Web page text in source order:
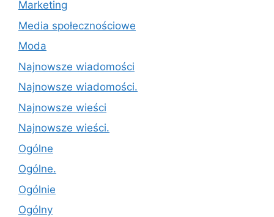
Marketing
Media społecznościowe
Moda
Najnowsze wiadomości
Najnowsze wiadomości.
Najnowsze wieści
Najnowsze wieści.
Ogólne
Ogólne.
Ogólnie
Ogólny